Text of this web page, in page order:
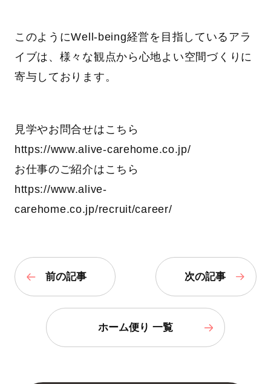
このようにWell-being経営を目指しているアラ
イブは、様々な観点から心地よい空間づくりに
寄与しております。
見学やお問合せはこちら
https://www.alive-carehome.co.jp/
お仕事のご紹介はこちら
https://www.alive-
carehome.co.jp/recruit/career/
前の記事 次の記事
ホーム便り 一覧